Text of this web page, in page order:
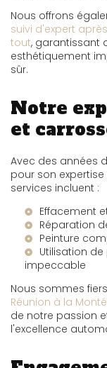
Nous offrons
suivi d'expert
tout, garantissant
esthétiquement
sûr.
Notre
et
Avec des années
pour son expertise
services incluent :
Effacement
Réparation
Peinture
Utilisation
impeccable
Nous sommes
Réunion à la
de notre passion
l'excellence